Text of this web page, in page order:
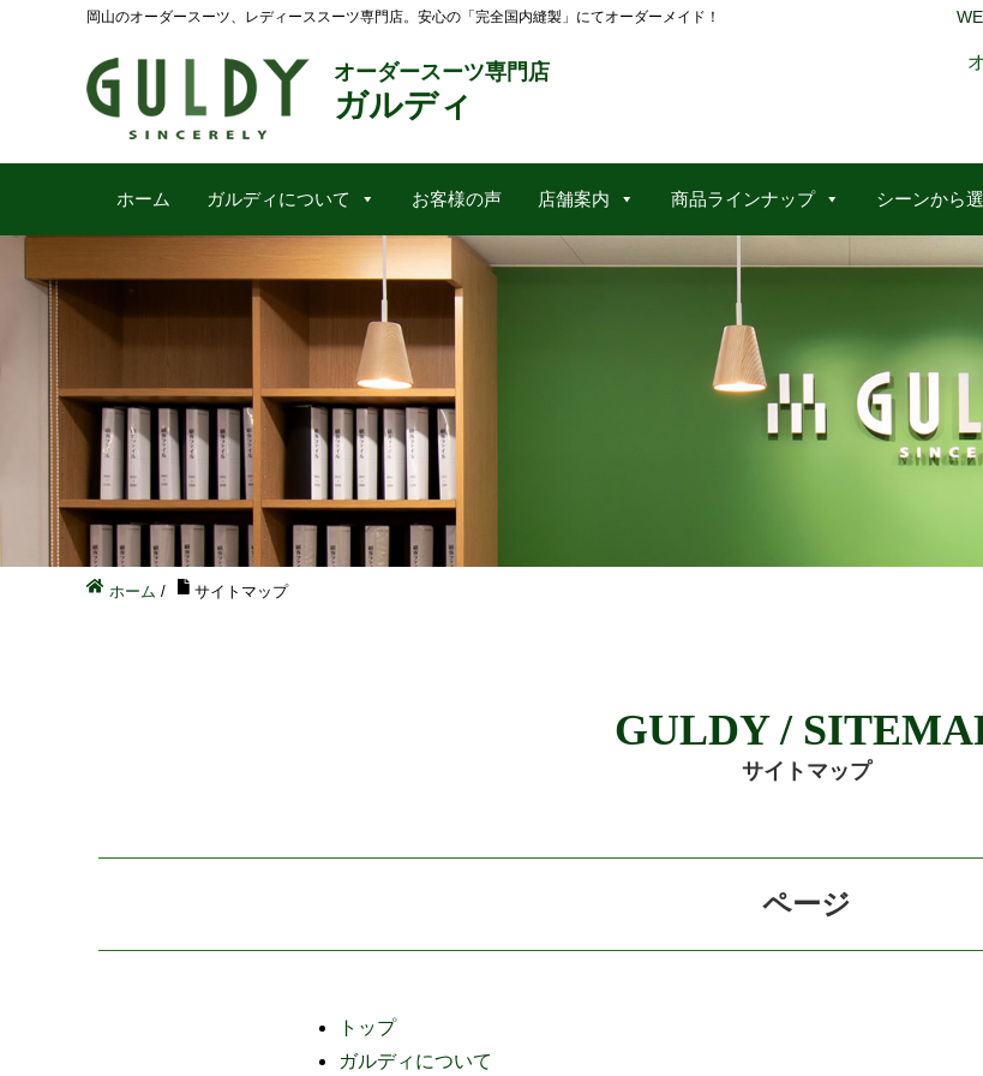
岡山のオーダースーツ、レディーススーツ専門店。安心の「完全国内縫製」にてオーダーメイド！
オーダースーツ専門店
ガルディ
ホーム ガルディについて お客様の声 店舗案内 商品ラインナップ シーンから
ホーム / サイトマップ
GULDY /
サイトマップ
ページ
トップ
ガルディについて